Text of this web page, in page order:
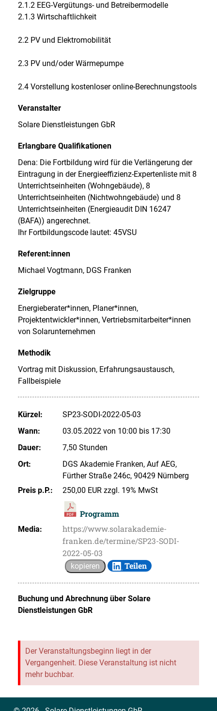
2.1.2 EEG-Vergütungs- und Betreibermodelle
2.1.3 Wirtschaftlichkeit
2.2 PV und Elektromobilität
2.3 PV und/oder Wärmepumpe
2.4 Vorstellung kostenloser online-Berechnungstools
Veranstalter
Solare Dienstleistungen GbR
Erlangbare Qualifikationen
Dena: Die Fortbildung wird für die Verlängerung der
Eintragung in der Energieeffizienz-Expertenliste mit 8
Unterrichtseinheiten (Wohngebäude), 8
Unterrichtseinheiten (Nichtwohngebäude) und 8
Unterrichtseinheiten (Energieaudit DIN 16247
(BAFA)) angerechnet.
Ihr Fortbildungscode lautet: 45VSU
Referent:innen
Michael Vogtmann, DGS Franken
Zielgruppe
Energieberater*innen, Planer*innen,
Projektentwickler*innen, Vertriebsmitarbeiter*innen
von Solarunternehmen
Methodik
Vortrag mit Diskussion, Erfahrungsaustausch,
Fallbeispiele
Kürzel:
SP23-SODI-2022-05-03
Wann:
03.05.2022 von 10:00 bis 17:30
Dauer:
7,50 Stunden
Ort:
DGS Akademie Franken, Auf AEG,
Fürther Straße 246c, 90429 Nürnberg
Preis p.P.:
250,00 EUR zzgl. 19% MwSt
Programm
Media:
https://www.solarakademie-
franken.de/termine/SP23-SODI-
2022-05-03
kopieren Teilen
Buchung und Abrechnung über Solare
Dienstleistungen GbR
Der Veranstaltungsbeginn liegt in der
Vergangenheit. Diese Veranstaltung ist nicht
mehr buchbar.